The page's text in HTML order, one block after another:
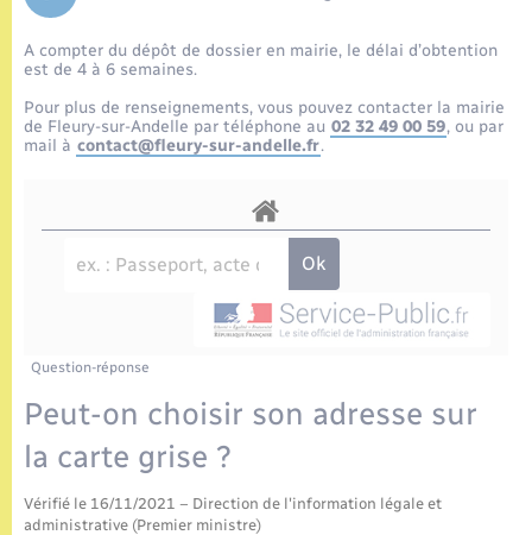
Etat-civil - Papiers - Citoyenneté
Etat civil
Mariage – PACS
Logement - Urbanisme
Nouvel habitant
Organisation d’événement
Sécurité - Prévention
Transports scolaires
Travaux - Autorisation d’occupation de l’espace
public
Compétences
Plan interactif
La Communauté de communes
A compter du dépôt de dossier en mairie, le délai d’obtention
est de 4 à 6 semaines.
Pour plus de renseignements, vous pouvez contacter la mairie
de Fleury-sur-Andelle par téléphone au 02 32 49 00 59, ou par
mail à contact@fleury-sur-andelle.fr.
Question-réponse
Peut-on choisir son adresse sur
la carte grise ?
Vérifié le 16/11/2021 – Direction de l'information légale et
administrative (Premier ministre)